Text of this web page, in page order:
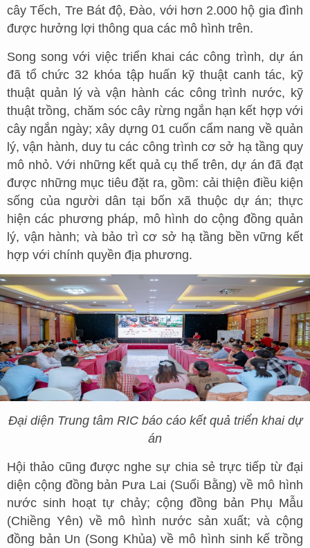
cây Tếch, Tre Bát độ, Đào, với hơn 2.000 hộ gia đình
được hưởng lợi thông qua các mô hình trên.
Song song với việc triển khai các công trình, dự án
đã tổ chức 32 khóa tập huấn kỹ thuật canh tác, kỹ
thuật quản lý và vận hành các công trình nước, kỹ
thuật trồng, chăm sóc cây rừng ngắn hạn kết hợp với
cây ngắn ngày; xây dựng 01 cuốn cẩm nang về quản
lý, vận hành, duy tu các công trình cơ sở hạ tầng quy
mô nhỏ. Với những kết quả cụ thể trên, dự án đã đạt
được những mục tiêu đặt ra, gồm: cải thiện điều kiện
sống của người dân tại bốn xã thuộc dự án; thực
hiện các phương pháp, mô hình do cộng đồng quản
lý, vận hành; và bảo trì cơ sở hạ tầng bền vững kết
hợp với chính quyền địa phương.
Đại diện Trung tâm RIC báo cáo kết quả triển khai dự
án
Hội thảo cũng được nghe sự chia sẻ trực tiếp từ đại
diện cộng đồng bản Pưa Lai (Suối Bằng) về mô hình
nước sinh hoạt tự chảy; cộng đồng bản Phụ Mẫu
(Chiềng Yên) về mô hình nước sản xuất; và cộng
đồng bản Un (Song Khủa) về mô hình sinh kế trồng